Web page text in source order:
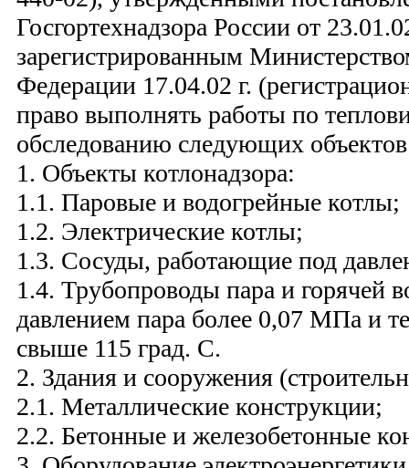
Госгортехнадзора России от
зарегистрированным
Федерации 17.04.02 г.
право выполнять работы по
обследованию следующих
1. Объекты котлонадзора:
1.1. Паровые и водогрейные котлы;
1.2. Электрические котлы;
1.3. Сосуды, работающие под
1.4. Трубопроводы пара и горячей
давлением пара более 0,07 МПа и
свыше 115 град. С.
2. Здания и сооружения
2.1. Металлические конструкции;
2.2. Бетонные и железобетонные